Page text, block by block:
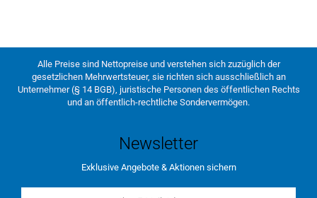
Alle Preise sind Nettopreise und verstehen sich zuzüglich der
gesetzlichen Mehrwertsteuer, sie richten sich ausschließlich an
Unternehmer (§ 14 BGB), juristische Personen des öffentlichen Rechts
und an öffentlich-rechtliche Sondervermögen.
Newsletter
Exklusive Angebote & Aktionen sichern